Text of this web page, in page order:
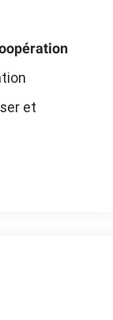
et